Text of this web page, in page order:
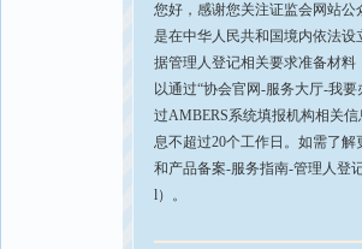
您好，感谢您关注证监会网站
是在中华人民共和国境内依法
据管理人登记相关要求准备材
以通过“协会官网-服务大厅-我
过AMBERS系统填报机构相关
息不超过20个工作日。如需了
和产品备案-服务指南-管理人登记
l）。